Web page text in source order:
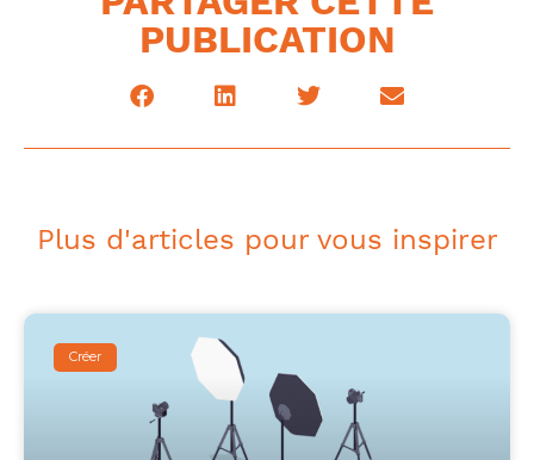
PUBLICATION
Plus d'articles pour vous inspirer
Créer